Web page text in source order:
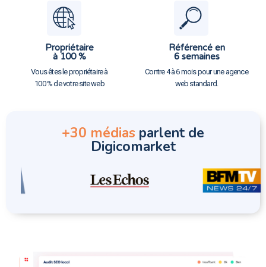
Propriétaire
à 100 %
Vous êtes le propriétaire à
100 % de votre site web
Référencé en
6 semaines
Contre 4 à 6 mois pour une agence
web standard.
+30 médias parlent de
Digicomarket